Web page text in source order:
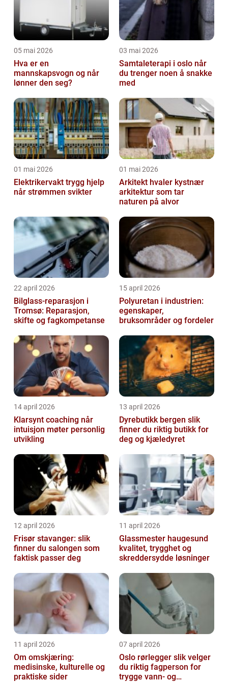
05 mai 2026
Hva er en
mannskapsvogn og når
lønner den seg?
03 mai 2026
Samtaleterapi i oslo når
du trenger noen å snakke
med
01 mai 2026
Elektrikervakt trygg hjelp
når strømmen svikter
01 mai 2026
Arkitekt hvaler kystnær
arkitektur som tar
naturen på alvor
22 april 2026
Bilglass-reparasjon i
Tromsø: Reparasjon,
skifte og fagkompetanse
15 april 2026
Polyuretan i industrien:
egenskaper,
bruksområder og fordeler
14 april 2026
Klarsynt coaching når
intuisjon møter personlig
utvikling
13 april 2026
Dyrebutikk bergen slik
finner du riktig butikk for
deg og kjæledyret
12 april 2026
Frisør stavanger: slik
finner du salongen som
faktisk passer deg
11 april 2026
Glassmester haugesund
kvalitet, trygghet og
skreddersydde løsninger
11 april 2026
Om omskjæring:
medisinske, kulturelle og
praktiske sider
07 april 2026
Oslo rørlegger slik velger
du riktig fagperson for
trygge vann- og